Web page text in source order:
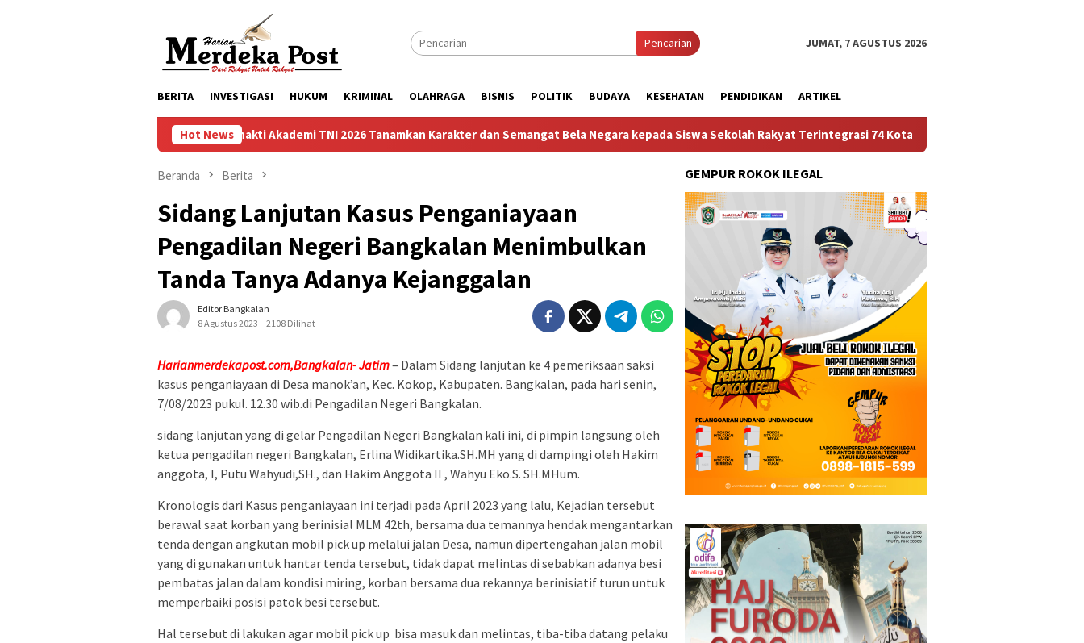
Pencarian JUMAT, 7 AGUSTUS 2026
BERITA INVESTIGASI HUKUM KRIMINAL OLAHRAGA BISNIS POLITIK BUDAYA KESEHATAN PENDIDIKAN ARTIKEL
Hot News
Taruna Bhakti Akademi TNI 2026 Tanamkan Karakter dan Semangat Bela Negara kepada Siswa Sekolah Rakyat Terintegrasi 74 Kota Tual Ruas Jalan Bangil – Sukorejo
Beranda Berita
Sidang Lanjutan Kasus Penganiayaan
Pengadilan Negeri Bangkalan Menimbulkan
Tanda Tanya Adanya Kejanggalan
Editor Bangkalan
8 Agustus 2023
2108 Dilihat
Harianmerdekapost.com,Bangkalan- Jatim– Dalam Sidang lanjutan ke 4 pemeriksaan saksi
kasus penganiayaan di Desa manok’an, Kec. Kokop, Kabupaten. Bangkalan, pada hari senin,
7/08/2023 pukul. 12.30 wib.di Pengadilan Negeri Bangkalan.
sidang lanjutan yang di gelar Pengadilan Negeri Bangkalan kali ini, di pimpin langsung oleh
ketua pengadilan negeri Bangkalan, Erlina Widikartika.SH.MH yang di dampingi oleh Hakim
anggota, I, Putu Wahyudi,SH., dan Hakim Anggota II , Wahyu Eko.S. SH.MHum.
Kronologis dari Kasus penganiayaan ini terjadi pada April 2023 yang lalu, Kejadian tersebut
berawal saat korban yang berinisial MLM 42th, bersama dua temannya hendak mengantarkan
tenda dengan angkutan mobil pick up melalui jalan Desa, namun dipertengahan jalan mobil
yang di gunakan untuk hantar tenda tersebut, tidak dapat melintas di sebabkan adanya besi
pembatas jalan dalam kondisi miring, korban bersama dua rekannya berinisiatif turun untuk
memperbaiki posisi patok besi tersebut.
Hal tersebut di lakukan agar mobil pick up bisa masuk dan melintas, tiba-tiba datang pelaku
GEMPUR ROKOK ILEGAL